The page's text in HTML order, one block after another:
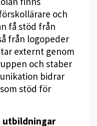
och
få stöd från
från logopeder
externt genom
och staber
bidrar
stöd för
utbildningar